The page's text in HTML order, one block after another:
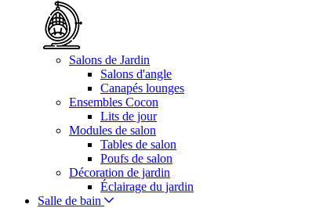
Salons de Jardin
Salons d'angle
Canapés lounges
Ensembles Cocon
Lits de jour
Modules de salon
Tables de salon
Poufs de salon
Décoration de jardin
Éclairage du jardin
Salle de bain